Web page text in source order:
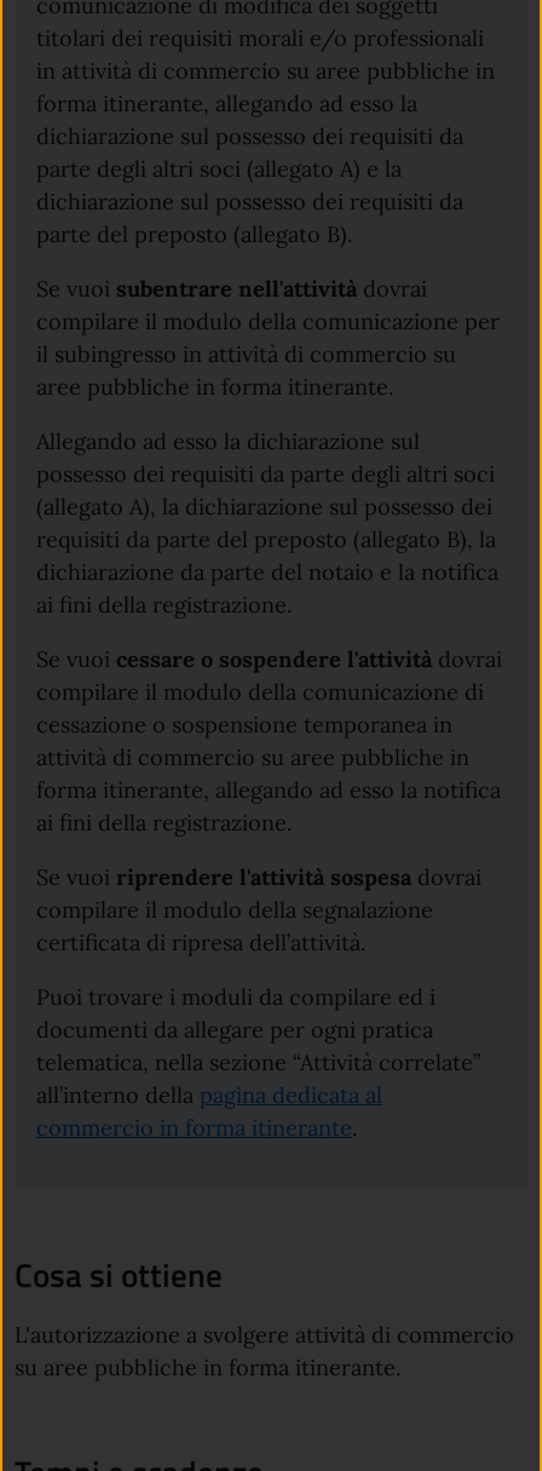
titolari dei requisiti morali e/o professionali
in attività di commercio su aree pubbliche in
forma itinerante, allegando ad esso la
dichiarazione sul possesso dei requisiti da
parte degli altri soci (allegato A) e la
dichiarazione sul possesso dei requisiti da
parte del preposto (allegato B).
Se vuoi subentrare nell'attività dovrai
compilare il modulo della comunicazione per
il subingresso in attività di commercio su
aree pubbliche in forma itinerante.
Allegando ad esso la dichiarazione sul
possesso dei requisiti da parte degli altri soci
(allegato A), la dichiarazione sul possesso dei
requisiti da parte del preposto (allegato B), la
dichiarazione da parte del notaio e la notifica
ai fini della registrazione.
Se vuoi cessare o sospendere l'attività dovrai
compilare il modulo della comunicazione di
cessazione o sospensione temporanea in
attività di commercio su aree pubbliche in
forma itinerante, allegando ad esso la notifica
ai fini della registrazione.
Se vuoi riprendere l'attività sospesa dovrai
compilare il modulo della segnalazione
certificata di ripresa dell’attività.
Puoi trovare i moduli da compilare ed i
documenti da allegare per ogni pratica
telematica, nella sezione “Attività correlate”
all’interno della pagina dedicata al
commercio in forma itinerante.
Cosa si ottiene
L'autorizzazione a svolgere attività di commercio
su aree pubbliche in forma itinerante.